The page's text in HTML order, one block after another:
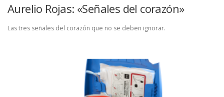
Aurelio Rojas: «Señales del corazón»
Las tres señales del corazón que no se deben ignorar.